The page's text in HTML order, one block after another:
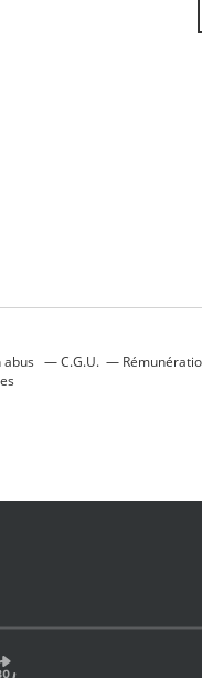
abus C.G.U.